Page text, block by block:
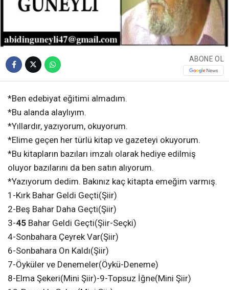
ABONE OL
*Ben edebiyat eğitimi almadım.
*Bu alanda alaylıyım.
*Yıllardır, yazıyorum, okuyorum.
*Elime geçen her türlü kitap ve gazeteyi okuyorum.
*Bu kitapların bazıları imzalı olarak hediye edilmiş
oluyor bazılarını da ben satın alıyorum.
*Yazıyorum dedim. Bakınız kaç kitapta emeğim varmış.
1-Kırk Bahar Geldi Geçti(Şiir)
2-Beş Bahar Daha Geçti(Şiir)
3-45 Bahar Geldi Geçti(Şiir-Seçki)
4-Sonbahara Çeyrek Var(Şiir)
6-Sonbahara On Kaldı(Şiir)
7-Öyküler ve Denemeler(Öykü-Deneme)
8-Elma Şekeri(Mini Şiir)-9-Topsuz İğne(Mini Şiir)